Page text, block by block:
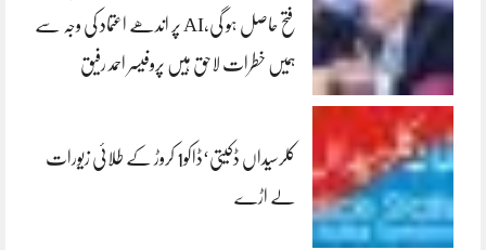
فتح حاصل ہو گی،AI پر اندھے اعتماد کی وجہ سے
ہمیں خطرات لاحق ہیں پروفیسر احمد رفیق
کلرسیداں ڈکیتی‘ڈاکو1 کروڑ کے طلائی زیورات
لے اڑے